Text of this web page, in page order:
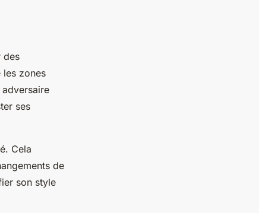
des
les zones
ses
Cela
de
son style